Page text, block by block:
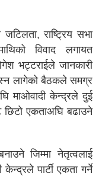
राष्ट्रिय सभा
विवाद लगायत
भट्टराईले जानकारी
लागेको बैठकले समग्र
माओवादी केन्द्रले दुई
छिटो एकताअघि बढाउने
जिम्मा नेतृत्वलाई
पार्टी एकता गर्ने